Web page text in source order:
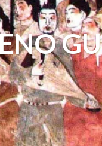
GU